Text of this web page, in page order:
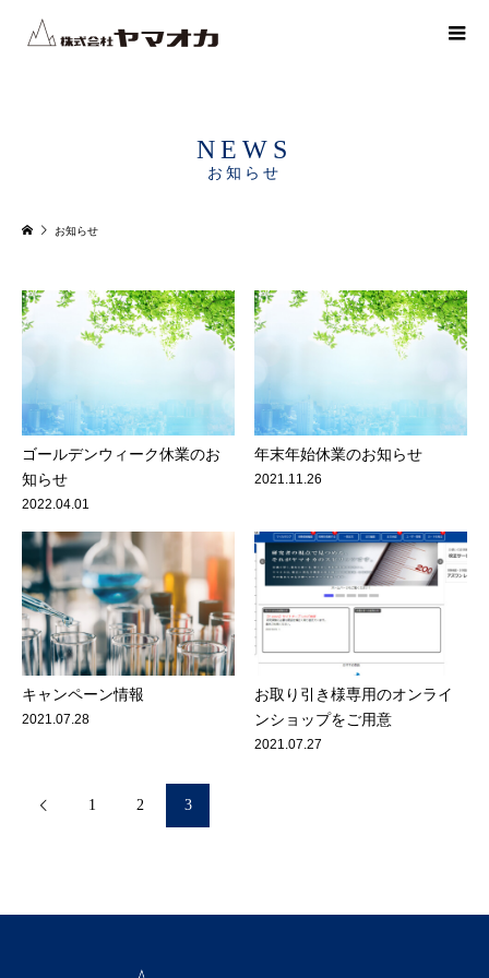
NEWS
お知らせ
お知らせ
ゴールデンウィーク休業のお
知らせ
2022.04.01
年末年始休業のお知らせ
2021.11.26
キャンペーン情報
2021.07.28
お取り引き様専用のオンライ
ンショップをご用意
2021.07.27
 1 2 3